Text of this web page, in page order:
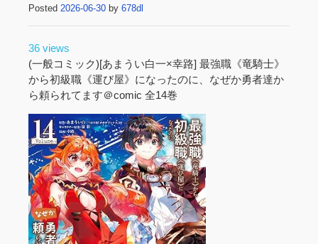
Posted 2026-06-30 by 678dl
36 views
(一般コミック)[あまうい白一×幸路] 最強職《竜騎士》
から初級職《運び屋》になったのに、なぜか勇者達か
ら頼られてます＠comic 全14巻